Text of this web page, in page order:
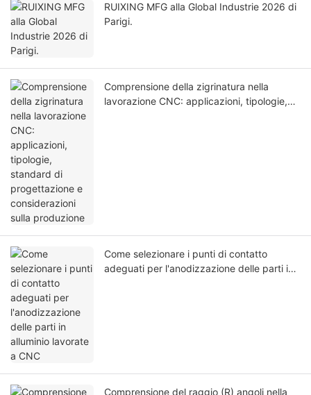
RUIXING MFG alla Global Industrie 2026 di
Parigi.
Comprensione della zigrinatura nella
lavorazione CNC: applicazioni, tipologie,
Come selezionare i punti di contatto
adeguati per l'anodizzazione delle parti in
Comprensione del raggio (R) angoli nella